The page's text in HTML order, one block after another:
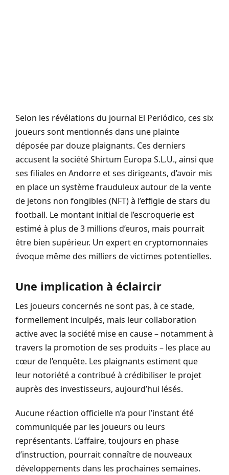
Selon les révélations du journal El Periódico, ces six
joueurs sont mentionnés dans une plainte
déposée par douze plaignants. Ces derniers
accusent la société Shirtum Europa S.L.U., ainsi que
ses filiales en Andorre et ses dirigeants, d’avoir mis
en place un système frauduleux autour de la vente
de jetons non fongibles (NFT) à l’effigie de stars du
football. Le montant initial de l’escroquerie est
estimé à plus de 3 millions d’euros, mais pourrait
être bien supérieur. Un expert en cryptomonnaies
évoque même des milliers de victimes potentielles.
Une implication à éclaircir
Les joueurs concernés ne sont pas, à ce stade,
formellement inculpés, mais leur collaboration
active avec la société mise en cause – notamment à
travers la promotion de ses produits – les place au
cœur de l’enquête. Les plaignants estiment que
leur notoriété a contribué à crédibiliser le projet
auprès des investisseurs, aujourd’hui lésés.
Aucune réaction officielle n’a pour l’instant été
communiquée par les joueurs ou leurs
représentants. L’affaire, toujours en phase
d’instruction, pourrait connaître de nouveaux
développements dans les prochaines semaines.